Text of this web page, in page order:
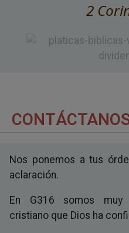
2
Nos ponemos a tus
aclaración.
En G316 somos muy
cristiano que Dios ha